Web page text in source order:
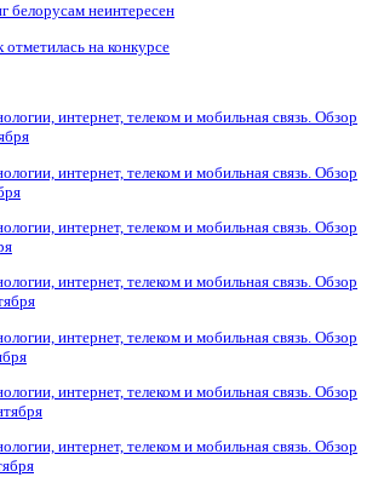
белорусам неинтересен
на конкурсе
интернет, телеком и мобильная связь. Обзор
интернет, телеком и мобильная связь. Обзор
интернет, телеком и мобильная связь. Обзор
интернет, телеком и мобильная связь. Обзор
интернет, телеком и мобильная связь. Обзор
интернет, телеком и мобильная связь. Обзор
интернет, телеком и мобильная связь. Обзор